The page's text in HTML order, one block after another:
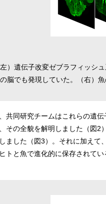
左）遺伝子改変ゼブラフィッシ
脳でも発現していた。（右）
共同研究チームはこれらの遺
その全貌を解明しました（図2
ました（図3）。それに加えて
トと魚で進化的に保存されて